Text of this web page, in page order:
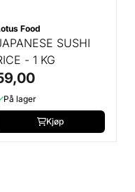
Food
SUSHI
- 1 KG
På lager
Kjøp